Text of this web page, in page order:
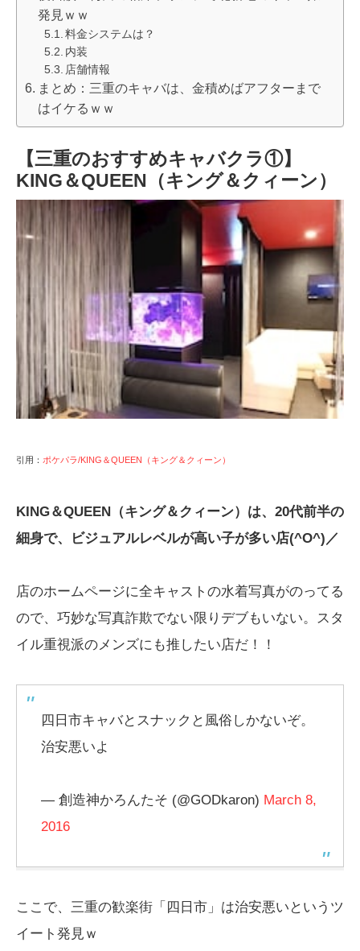
発見ｗｗ
料金システムは？
内装
店舗情報
まとめ：三重のキャバは、金積めばアフターまで
はイケるｗｗ
【三重のおすすめキャバクラ①】
KING＆QUEEN（キング＆クィーン）
引用： ポケパラ/KING＆QUEEN（キング＆クィーン）
KING＆QUEEN（キング＆クィーン）は、20代前半の
細身で、ビジュアルレベルが高い子が多い店(^O^)／
店のホームページに全キャストの水着写真がのってる
ので、巧妙な写真詐欺でない限りデブもいない。スタ
イル重視派のメンズにも推したい店だ！！
四日市キャバとスナックと風俗しかないぞ。
治安悪いよ
— 創造神かろんたそ (@GODkaron) March 8,
2016
ここで、三重の歓楽街「四日市」は治安悪いというツ
イート発見ｗ